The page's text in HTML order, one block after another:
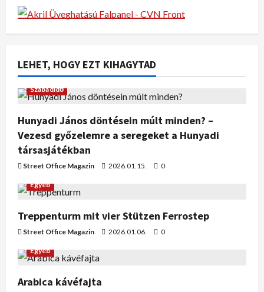
LEHET, HOGY EZT KIHAGYTAD
Szabadidő
Hunyadi János döntésein múlt minden? –
Vezesd győzelemre a seregeket a Hunyadi
társasjátékban
Street Office Magazin 2026.01.15. 0
Egyéb
Treppenturm mit vier Stützen Ferrostep
Street Office Magazin 2026.01.06. 0
Egyéb
Arabica kávéfajta